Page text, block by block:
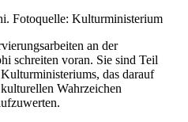
an der
schreiten voran. Sie sind Teil
das darauf
Wahrzeichen